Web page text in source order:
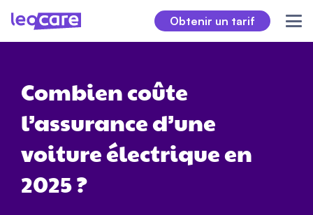
Obtenir un tarif
Combien coûte
l’assurance d’une
voiture électrique en
2025 ?